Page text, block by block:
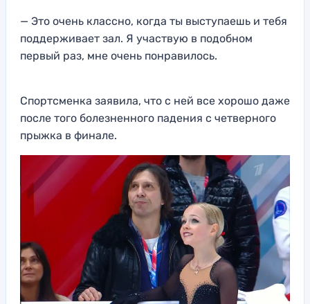
— Это очень классно, когда ты выступаешь и тебя
поддерживает зал. Я участвую в подобном
первый раз, мне очень понравилось.
Спортсменка заявила, что с ней все хорошо даже
после того болезненного падения с четверного
прыжка в финале.